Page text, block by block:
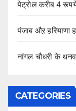
पेट्रोल करीब 4
पंजाब औऱ हरियाणा
नांगल चौधरी के
CATEGORIES